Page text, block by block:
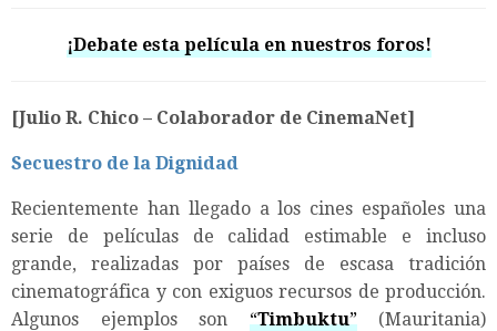
¡Debate esta película en nuestros foros!
[Julio R. Chico – Colaborador de CinemaNet]
Secuestro de la Dignidad
Recientemente han llegado a los cines españoles una
serie de películas de calidad estimable e incluso
grande, realizadas por países de escasa tradición
cinematográfica y con exiguos recursos de producción.
Algunos ejemplos son “Timbuktu”(Mauritania)